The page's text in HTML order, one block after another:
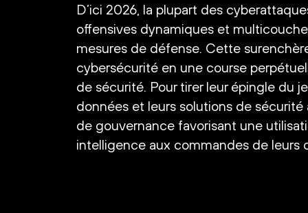
D’ici 2026, la plupart des
offensives dynamiques et
mesures de défense. Cette
cybersécurité en une course
de sécurité. Pour tirer leur épingle du
données et leurs solutions de
de gouvernance favorisant une
intelligence aux commandes de leurs